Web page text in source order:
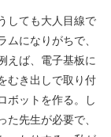
しても大人目線で
ムになりがちで、
えば、電子基板に
むき出しで取り付
ボットを作る。し
先生が必要で、